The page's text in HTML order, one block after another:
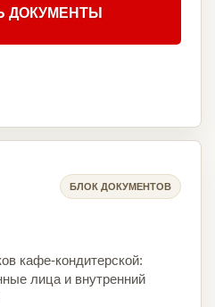
ДОКУМЕНТЫ
БЛОК ДОКУМЕНТОВ
кафе-кондитерской:
лица и внутренний